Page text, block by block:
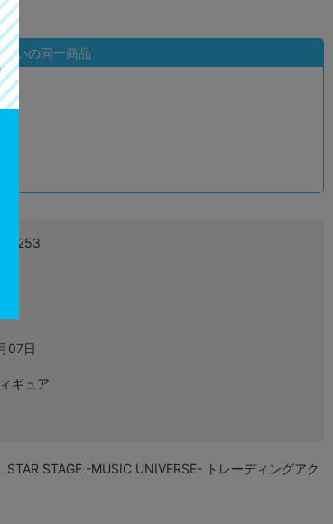
いの同一商品
07日
ギュア
STAGE -MUSIC UNIVERSE- トレーディングアク